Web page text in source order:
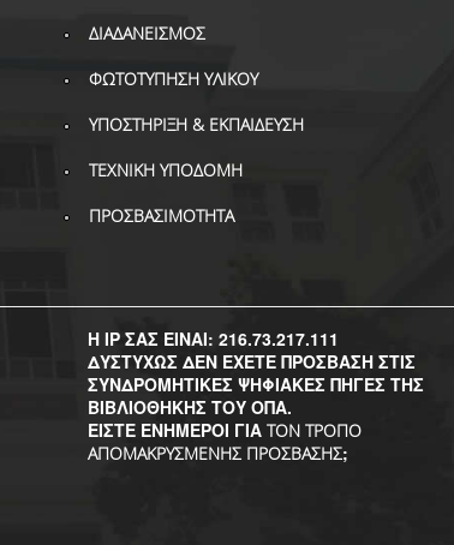
ΔΙΑΔΑΝΕΙΣΜΟΣ
ΦΩΤΟΤΥΠΗΣΗ ΥΛΙΚΟΥ
ΥΠΟΣΤΗΡΙΞΗ & ΕΚΠΑΙΔΕΥΣΗ
ΤΕΧΝΙΚΗ ΥΠΟΔΟΜΗ
ΠΡΟΣΒΑΣΙΜΟΤΗΤΑ
Η IP ΣΑΣ ΕΙΝΑΙ: 216.73.217.111
ΔΥΣΤΥΧΩΣ ΔΕΝ ΕΧΕΤΕ ΠΡΟΣΒΑΣΗ ΣΤΙΣ
ΣΥΝΔΡΟΜΗΤΙΚΕΣ ΨΗΦΙΑΚΕΣ ΠΗΓΕΣ ΤΗΣ
ΒΙΒΛΙΟΘΗΚΗΣ ΤΟΥ ΟΠΑ.
ΕΙΣΤΕ ΕΝΗΜΕΡΟΙ ΓΙΑ ΤΟΝ ΤΡΟΠΟ
ΑΠΟΜΑΚΡΥΣΜΕΝΗΣ ΠΡΟΣΒΑΣΗΣ;